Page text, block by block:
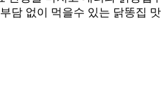
담 없이 먹을수 있는 닭똥집